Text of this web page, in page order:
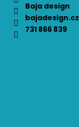
Baja design
bajadesign.cz
731 866 839